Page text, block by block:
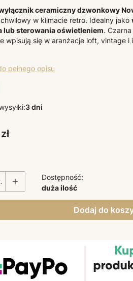
ceramiczny dzwonkowy
w klimacie retro. Idealny jako
lub sterowania oświetleniem.
wpisują się w aranżacje loft, vintage i
pełnego opisu
3 dni
Dostępność:
duża ilość
Dodaj do